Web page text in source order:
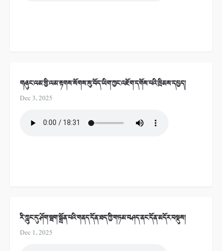
གཞུང་ལམ་གྱི་ལམ་རྟགས་སོགས་སུ་བོད་ཡིག་ཀྱང་འཇོག་དགོས་པའི་ཁྲིམས་དཔྱད།
Dec 3, 2025
རི་ཀླུང་དུ་ཤོག་སྦག་སྒྲོན་པའི་གནད་དོན་ཐད་ཀྱི་གཏམ་བཤད་ནང་དོན་མདོར་བསྡུས།
Dec 1, 2025